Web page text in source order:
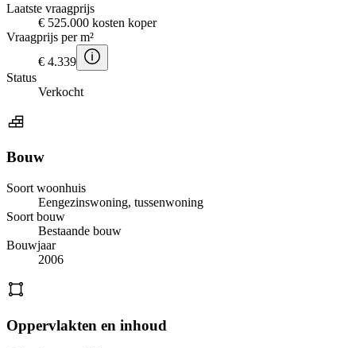
Laatste vraagprijs
€ 525.000 kosten koper
Vraagprijs per m²
€ 4.339
Status
Verkocht
Bouw
Soort woonhuis
Eengezinswoning, tussenwoning
Soort bouw
Bestaande bouw
Bouwjaar
2006
Oppervlakten en inhoud